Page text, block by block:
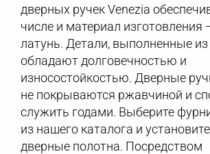
дверных ручек Venezia
числе и материал изготовления
латунь. Детали, выполненные из
обладают долговечностью и
износостойкостью. Дверные
не покрываются ржавчиной и
служить годами. Выберите
из нашего каталога и
дверные полотна. Посредством